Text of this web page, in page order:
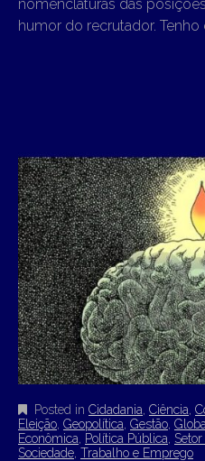
nomenclaturas das
humor do recrutador.
Posted in Cidadania Ciência
Eleição Geopolítica Gestão
Econômica
Política Pública
Sociedade Trabalho e Emprego